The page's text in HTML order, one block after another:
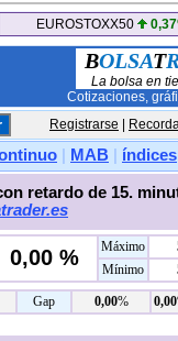
EUROSTOXX50 0,37
BOLSAT
La bolsa en
Cotizaciones,
Registrarse
MAB índices
retardo de 15.
0,00 % Máximo
Mínimo
Gap 0,00% 0,00